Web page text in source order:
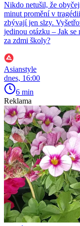
Nikdo netušil, že
minut promění v
zbývají jen slzy.
jedinou otázku – Jak se
za zdmi školy?
Asianstyle
dnes, 16:00
6 min
Reklama